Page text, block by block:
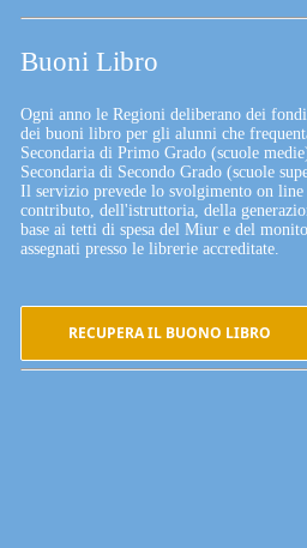
Buoni Libro
Ogni anno le Regioni deliberano dei
dei buoni libro per gli alunni che
Secondaria di Primo Grado (scuole
Secondaria di Secondo Grado (scuole
Il servizio prevede lo svolgimento on line
contributo, dell'istruttoria, della
base ai tetti di spesa del Miur e del
assegnati presso le librerie accreditate.
RECUPERA IL BUONO LIBRO